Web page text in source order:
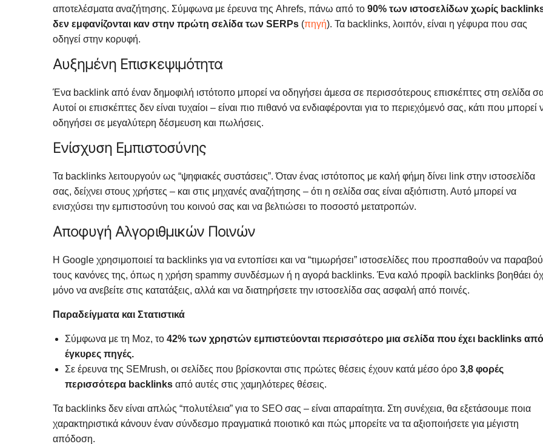
αποτελέσματα αναζήτησης. Σύμφωνα με έρευνα της Ahrefs, πάνω από το 90% των ιστοσελίδων χωρίς
δεν εμφανίζονται καν στην πρώτη σελίδα των SERPs (πηγή). Τα backlinks, λοιπόν, είναι η γέφυρα που σας
οδηγεί στην κορυφή.
Αυξημένη Επισκεψιμότητα
Ένα backlink από έναν δημοφιλή ιστότοπο μπορεί να οδηγήσει άμεσα σε περισσότερους επισκέπτες στη σελίδα
Αυτοί οι επισκέπτες δεν είναι τυχαίοι – είναι πιο πιθανό να ενδιαφέρονται για το περιεχόμενό σας, κάτι που μπορεί
οδηγήσει σε μεγαλύτερη δέσμευση και πωλήσεις.
Ενίσχυση Εμπιστοσύνης
Τα backlinks λειτουργούν ως “ψηφιακές συστάσεις”. Όταν ένας ιστότοπος με καλή φήμη δίνει link στην ιστοσελίδα
σας, δείχνει στους χρήστες – και στις μηχανές αναζήτησης – ότι η σελίδα σας είναι αξιόπιστη. Αυτό μπορεί να
ενισχύσει την εμπιστοσύνη του κοινού σας και να βελτιώσει το ποσοστό μετατροπών.
Αποφυγή Αλγοριθμικών Ποινών
Η Google χρησιμοποιεί τα backlinks για να εντοπίσει και να “τιμωρήσει” ιστοσελίδες που προσπαθούν να
τους κανόνες της, όπως η χρήση spammy συνδέσμων ή η αγορά backlinks. Ένα καλό προφίλ backlinks βοηθάει
μόνο να ανεβείτε στις κατατάξεις, αλλά και να διατηρήσετε την ιστοσελίδα σας ασφαλή από ποινές.
Παραδείγματα και Στατιστικά
Σύμφωνα με τη Moz, το 42% των χρηστών εμπιστεύονται περισσότερο μια σελίδα που έχει backlinks από
έγκυρες πηγές.
Σε έρευνα της SEMrush, οι σελίδες που βρίσκονται στις πρώτες θέσεις έχουν κατά μέσο όρο 3,8 φορές
περισσότερα backlinks από αυτές στις χαμηλότερες θέσεις.
Τα backlinks δεν είναι απλώς “πολυτέλεια” για το SEO σας – είναι απαραίτητα. Στη συνέχεια, θα εξετάσουμε ποια
χαρακτηριστικά κάνουν έναν σύνδεσμο πραγματικά ποιοτικό και πώς μπορείτε να τα αξιοποιήσετε για μέγιστη
απόδοση.